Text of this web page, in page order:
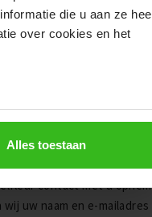
die u aan ze
over cookies en het
Alles toestaan
van de orders. Aan
Ook met deze
via WebwinkelKeur dan
aan uw bestelling
contact met u
uw naam en e-mailadres